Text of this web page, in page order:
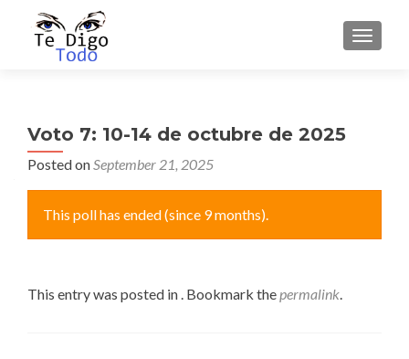
Voto 7: 10-14 de octubre de 2025
Posted onSeptember 21, 2025
This poll has ended (since 9 months).
This entry was posted in . Bookmark thepermalink.